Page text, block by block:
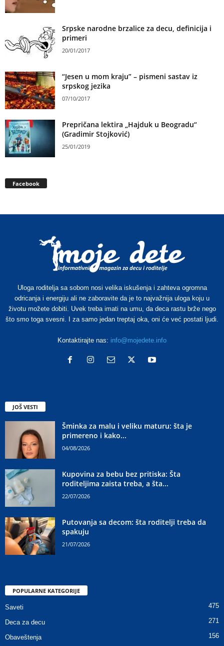
Srpske narodne brzalice za decu, definicija i
primeri
20/01/2017
“Jesen u mom kraju” – pismeni sastav iz
srpskog jezika
07/10/2017
Prepričana lektira „Hajduk u Beogradu“
(Gradimir Stojković)
25/01/2019
Facebook
Uloga roditelja sa sobom nosi velika iskušenja i zahteva ogromna
odricanja i energiju ali ne zaboravite da je to najvažnija uloga koju u
životu možete dobiti. Uvek treba imati na umu, da deca rastu brže nego
što smo toga svesni. I za samo jedan treptaj oka, oni će već postati ljudi.
Kontaktirajte nas: info@mojedete.info
JOŠ VESTI
Šminka za malu i veliku maturu: šta je
primereno i kako...
04/08/2026
Kupovina za bebu bez pritiska: Šta
roditeljima zaista treba, a šta...
22/07/2026
Putovanja sa decom: šta roditelji treba da
spakuju
21/07/2026
POPULARNE KATEGORIJE
Saveti 475
Deca za decu 271
Obaveštenja 156